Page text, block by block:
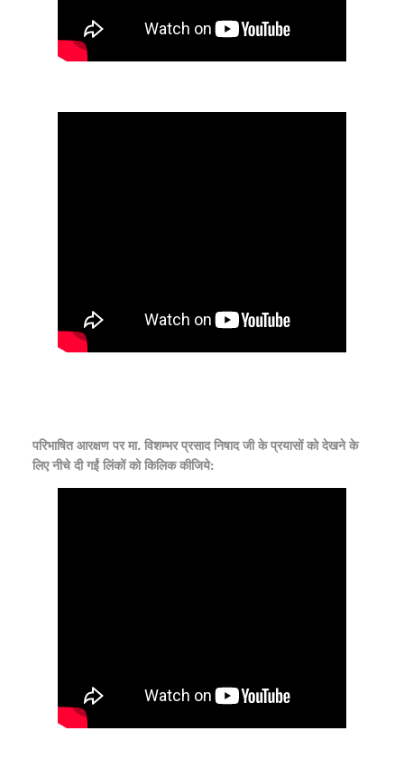
परिभाषित आरक्षण पर मा. विशम्भर प्रसाद निषाद जी के प्रयासों को देखने के
लिए नीचे दी गईं लिंकों को किलिक कीजिये: